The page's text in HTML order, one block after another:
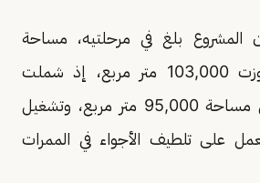
المشروع بلغ في مرحلتيه، مساحة
تظليل إجمالية تجاوزت 103,000 متر مربع، إذ شملت
المرحلة الأولى تظليل مساحة 95,000 متر مربع، وتشغيل
تعمل على تلطيف الأجواء في الممرات